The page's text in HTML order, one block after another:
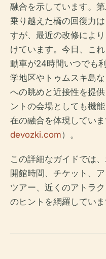
融合を示しています。
乗り越えた橋の回復力
すが、最近の改修によ
けています。今日、こ
動車が24時間いつでも
学地区やトゥムスキ島
への眺めと近接性を提
ントの会場としても機
在の融合を体現してい
devozki.com）。
この詳細なガイドでは
開館時間、チケット、
ツアー、近くのアトラ
のヒントを網羅していま